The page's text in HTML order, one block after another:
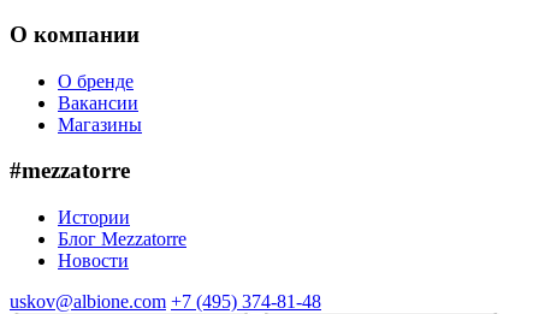
О компании
О бренде
Вакансии
Магазины
#mezzatorre
Истории
Блог Mezzatorre
Новости
uskov@albione.com +7 (495) 374-81-48